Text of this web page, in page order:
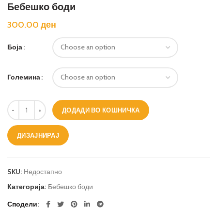
Бебешко боди
300.00 ден
Боја
Големина
Бебешко боди количина
ДОДАДИ ВО КОШНИЧКА
ДИЗАЈНИРАЈ
SKU: Недостапно
Категорија: Бебешко боди
Сподели